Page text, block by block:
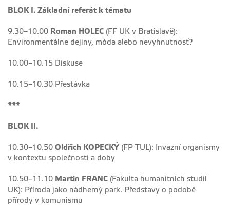
BLOK I. Základní referát k tématu
9.30–10.00 Roman HOLEC (FF UK v Bratislavě):
Environmentálne dejiny, móda alebo nevyhnutnosť?
10.00–10.15 Diskuse
10.15–10.30 Přestávka
***
BLOK II.
10.30–10.50 Oldřich KOPECKÝ (FP TUL): Invazní organismy
v kontextu společnosti a doby
10.50–11.10 Martin FRANC (Fakulta humanitních studií
UK): Příroda jako nádherný park. Představy o podobě
přírody v komunismu